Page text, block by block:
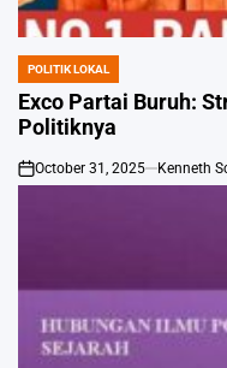
POSTED
IN
POLITIK LOKAL
Exco Partai Buruh:
Politiknya
on
October 31, 2025 Kenneth